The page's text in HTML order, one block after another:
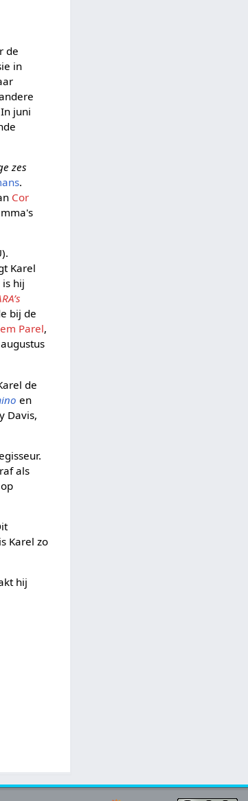
de
in
juni
zes
.
Cor
Karel
hij
bij de
Parel,
de
en
Davis,
als
Karel zo
hij